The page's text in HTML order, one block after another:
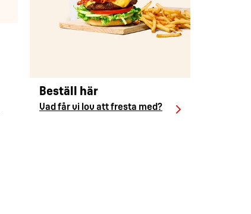
Beställ här
Vad får vi lov att fresta med?